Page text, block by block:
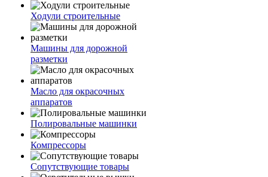
Ходули строительные
Машины для дорожной
разметки
Масло для окрасочных
аппаратов
Полировальные машинки
Компрессоры
Сопутствующие товары